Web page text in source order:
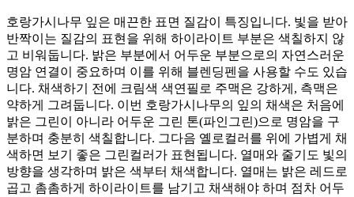
호랑가시나무 잎은 매끈한 표면 질감이 특징입니다. 빛을 받아
반짝이는 질감의 표현을 위해 하이라이트 부분은 색칠하지 않
고 비워둡니다. 밝은 부분에서 어두운 부분으로의 자연스러운
명암 연결이 중요하며 이를 위해 블렌딩펜을 사용할 수도 있습
니다. 채색하기 전에 크림색 색연필로 주맥은 강하게, 측맥은
약하게 그려둡니다. 이번 호랑가시나무의 잎의 채색은 처음에
밝은 그린이 아니라 어두운 그린 톤(파인그린)으로 명암을 구
분하며 충분히 색칠합니다. 그다음 옐로컬러를 위에 가볍게 채
색하면 보기 좋은 그린컬러가 표현됩니다. 열매와 줄기도 빛의
방향을 생각하며 밝은 색부터 채색합니다. 열매는 밝은 레드로
곱고 촘촘하게 하이라이트를 남기고 채색해야 하며 점차 어두